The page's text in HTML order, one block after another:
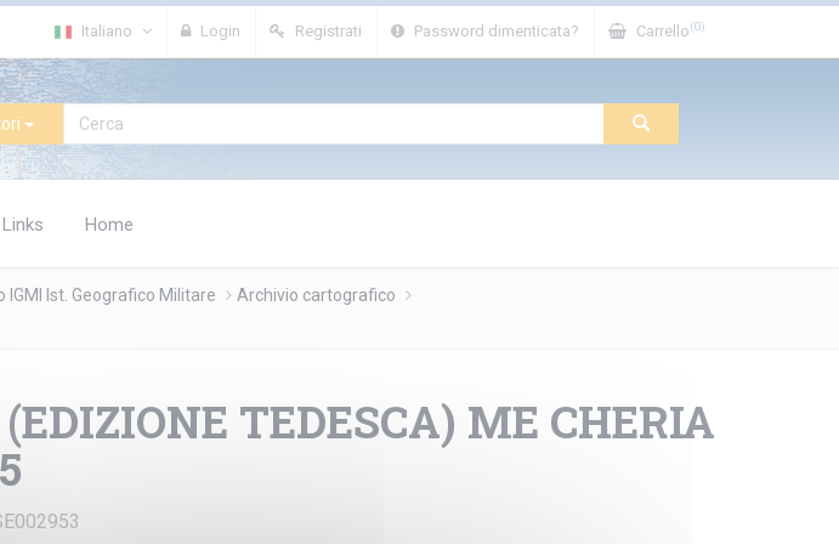
Italiano Login Registrati Password dimenticata? Carrello(0)
Links Home
IGMI Ist. Geografico Militare
Archivio cartografico
TEDESCA) ME CHERIA